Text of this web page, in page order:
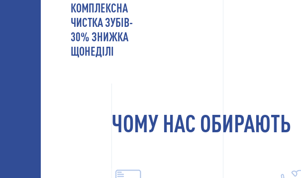
КОМПЛЕКСНА
ЧИСТКА ЗУБІВ-
30% ЗНИЖКА
ЩОНЕДІЛІ
ЧОМУ НАС ОБИРАЮТЬ